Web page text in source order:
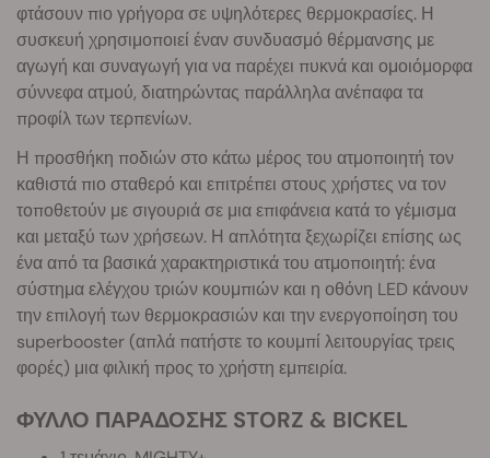
φτάσουν πιο γρήγορα σε υψηλότερες θερμοκρασίες. Η
συσκευή χρησιμοποιεί έναν συνδυασμό θέρμανσης με
αγωγή και συναγωγή για να παρέχει πυκνά και ομοιόμορφα
σύννεφα ατμού, διατηρώντας παράλληλα ανέπαφα τα
προφίλ των τερπενίων.
Η προσθήκη ποδιών στο κάτω μέρος του ατμοποιητή τον
καθιστά πιο σταθερό και επιτρέπει στους χρήστες να τον
τοποθετούν με σιγουριά σε μια επιφάνεια κατά το γέμισμα
και μεταξύ των χρήσεων. Η απλότητα ξεχωρίζει επίσης ως
ένα από τα βασικά χαρακτηριστικά του ατμοποιητή: ένα
σύστημα ελέγχου τριών κουμπιών και η οθόνη LED κάνουν
την επιλογή των θερμοκρασιών και την ενεργοποίηση του
superbooster (απλά πατήστε το κουμπί λειτουργίας τρεις
φορές) μια φιλική προς το χρήστη εμπειρία.
ΦΥΛΛΟ ΠΑΡΑΔΟΣΗΣ STORZ & BICKEL